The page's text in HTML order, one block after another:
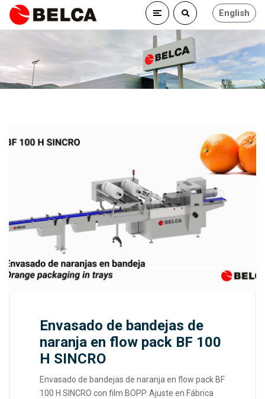
English
Envasado de bandejas de
naranja en flow pack BF 100
H SINCRO
Envasado de bandejas de naranja en flow pack BF
100 H SINCRO con film BOPP. Ajuste en Fábrica